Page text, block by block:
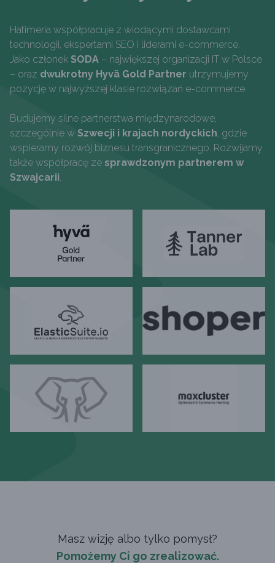
Hatimeria współpracuje z wiodącymi dostawcami
technologii, ekspertami SEO i liderami e-commerce.
Jako członek SODA – największej organizacji IT w Polsce
– oraz dwukrotny Hyvä Gold Partner utrzymujemy
pozycję w najwyższej klasie rozwiązań e-commerce.
Budujemy silne partnerstwa międzynarodowe,
szczególnie w Szwecji i krajach nordyckich, gdzie
wspieramy rozwój biznesu transgranicznego. Rozwijamy
także współpracę ze sprawdzonym partnerem w
Szwajcarii.
Masz wizję albo tylko pomysł?
Pomożemy Ci go zrealizować.